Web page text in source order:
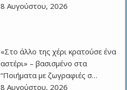
8 Αυγούστου, 2026
«Στο άλλο της χέρι κρατούσε ένα
αστέρι» – βασισμένο στα
“Ποιήματα με ζωγραφιές σ…
8 Αυγούστου, 2026